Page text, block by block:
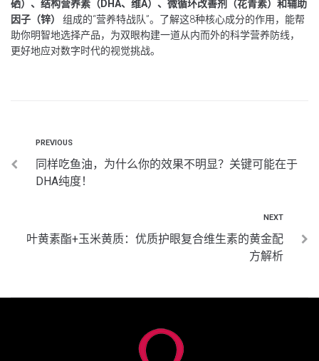
硒）、结构营养素（DHA、维A）、微循环改善剂（花青素）和辅助
因子（锌）
组成的“营养特战队”。了解这8种核心成分的作用，能帮
助你明智地选择产品，为双眼构建一道从内而外的科学营养防线，
更好地应对数字时代的视觉挑战。
PREVIOUS
同样吃鱼油，为什么你的效果不明显？关键可能在于
DHA纯度！
NEXT
叶黄素酯+玉米黄质：优质护眼复合维生素的黄金配
方解析